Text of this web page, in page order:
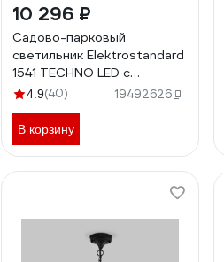
10 296 ₽
Садово-парковый
светильник Elektrostandard
1541 TECHNO LED с
датчиком движения серый
4.9(40) 19492626
В корзину